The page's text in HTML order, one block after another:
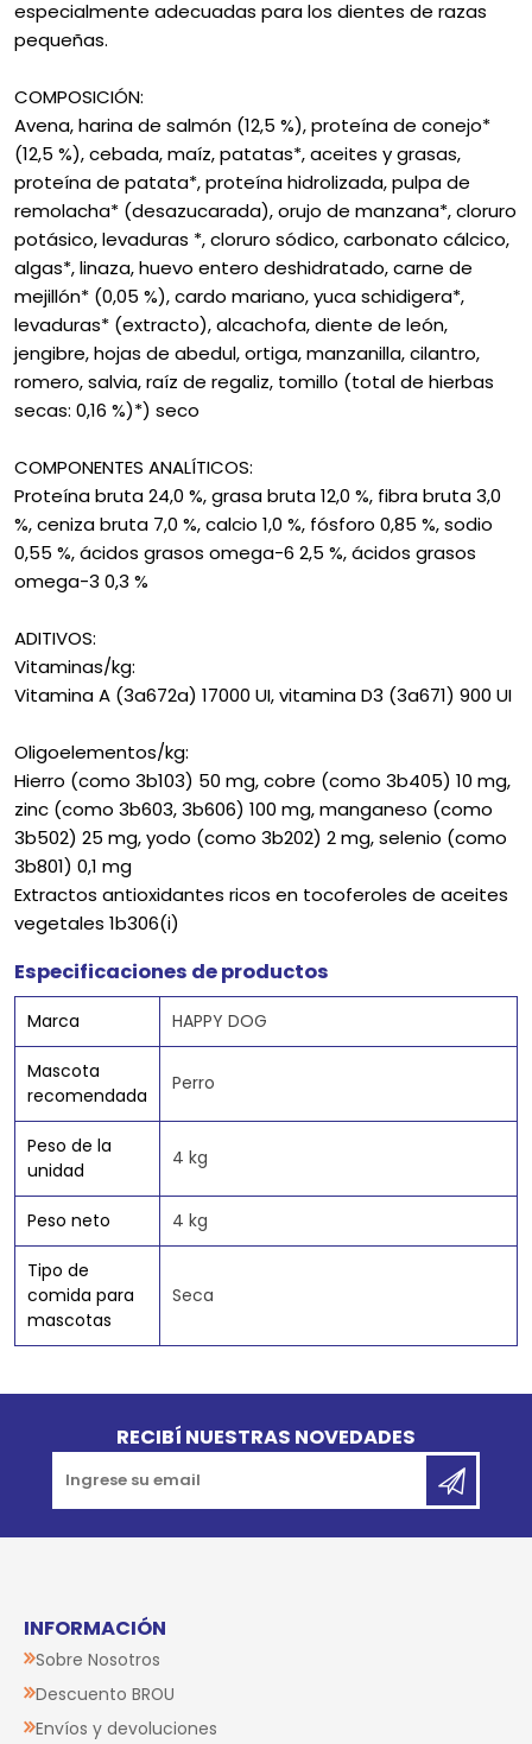
especialmente adecuadas para los dientes de razas
pequeñas.
COMPOSICIÓN:
Avena, harina de salmón (12,5 %), proteína de conejo*
(12,5 %), cebada, maíz, patatas*, aceites y grasas,
proteína de patata*, proteína hidrolizada, pulpa de
remolacha* (desazucarada), orujo de manzana*, cloruro
potásico, levaduras *, cloruro sódico, carbonato cálcico,
algas*, linaza, huevo entero deshidratado, carne de
mejillón* (0,05 %), cardo mariano, yuca schidigera*,
levaduras* (extracto), alcachofa, diente de león,
jengibre, hojas de abedul, ortiga, manzanilla, cilantro,
romero, salvia, raíz de regaliz, tomillo (total de hierbas
secas: 0,16 %)*) seco
COMPONENTES ANALÍTICOS:
Proteína bruta 24,0 %, grasa bruta 12,0 %, fibra bruta 3,0
%, ceniza bruta 7,0 %, calcio 1,0 %, fósforo 0,85 %, sodio
0,55 %, ácidos grasos omega-6 2,5 %, ácidos grasos
omega-3 0,3 %
ADITIVOS:
Vitaminas/kg:
Vitamina A (3a672a) 17000 UI, vitamina D3 (3a671) 900 UI
Oligoelementos/kg:
Hierro (como 3b103) 50 mg, cobre (como 3b405) 10 mg,
zinc (como 3b603, 3b606) 100 mg, manganeso (como
3b502) 25 mg, yodo (como 3b202) 2 mg, selenio (como
3b801) 0,1 mg
Extractos antioxidantes ricos en tocoferoles de aceites
vegetales 1b306(i)
Especificaciones de productos
Marca HAPPY DOG
Mascota
recomendada
Perro
Peso de la
unidad
4 kg
Peso neto 4 kg
Tipo de
comida para
mascotas
Seca
RECIBÍ NUESTRAS NOVEDADES
INFORMACIÓN
Sobre Nosotros
Descuento BROU
Envíos y devoluciones